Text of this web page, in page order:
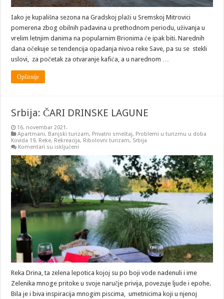
Iako je kupališna sezona na Gradskoj plaži u Sremskoj Mitrovici
pomerena zbog obilnih padavina u prethodnom periodu, uživanja u
vrelim letnjim danima na popularnim Brionima će ipak biti. Narednih
dana očekuje se tendencija opadanja nivoa reke Save, pa su se stekli
uslovi, za početak za otvaranje kafića, a u narednom …
Opširnije
Srbija: ČARI DRINSKE LAGUNE
16. novembar 2021.
Apartmani, Banjski turizam, Privatni smeštaj, Problemi u turizmu u doba
Kovida 19, Reke, Rekreacija, Ribolovni turizam, Srbija
Komentari su isključeni
ČARI
DRINSKE
LAGUNE
Reka Drina, ta zelena lepotica kojoj su po boji vode nadenuli i ime
Zelenika mnoge pritoke u svoje naručje privija, povezuje ljude i epohe.
Bila je i biva inspiracija mnogim piscima, umetnicima koji u njenoj